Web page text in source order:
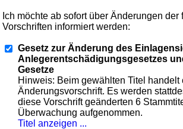
Ich möchte ab sofort über Änderungen der
Vorschriften informiert werden:
Gesetz zur Änderung des
Anlegerentschädigungsgesetzes
Gesetze
Hinweis: Beim gewählten Titel handelt
Änderungsvorschrift. Es werden
diese Vorschrift geänderten 6
Überwachung aufgenommen.
Titel anzeigen ...